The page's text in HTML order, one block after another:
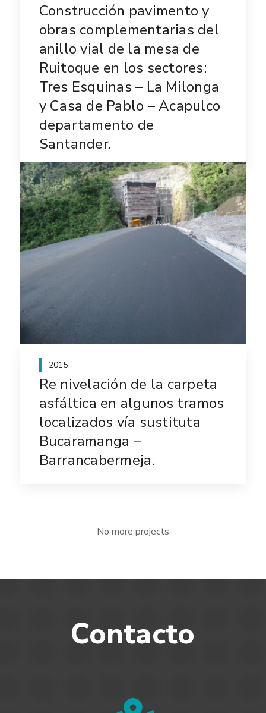
Construcción pavimento y
obras complementarias del
anillo vial de la mesa de
Ruitoque en los sectores:
Tres Esquinas – La Milonga
y Casa de Pablo – Acapulco
departamento de
Santander.
2015
Re nivelación de la carpeta
asfáltica en algunos tramos
localizados vía sustituta
Bucaramanga –
Barrancabermeja.
No more projects
Contacto